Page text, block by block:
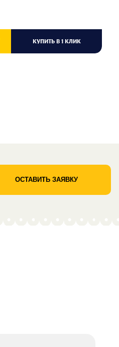
КУПИТЬ В 1 КЛИК
ОСТАВИТЬ ЗАЯВКУ